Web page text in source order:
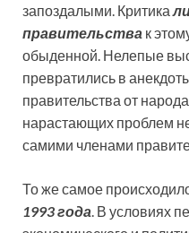
запоздалыми. Критика
правительства к
обыденной. Нелепые
превратились в
правительства от
нарастающих проблем
самими членами
То же самое
1993 года. В условиях